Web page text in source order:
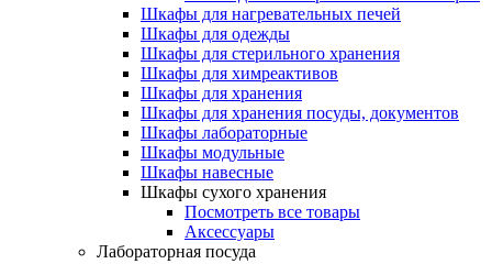
Шкафы для нагревательных печей
Шкафы для одежды
Шкафы для стерильного хранения
Шкафы для химреактивов
Шкафы для хранения
Шкафы для хранения посуды, документов
Шкафы лабораторные
Шкафы модульные
Шкафы навесные
Шкафы сухого хранения
Посмотреть все товары
Аксессуары
Лабораторная посуда